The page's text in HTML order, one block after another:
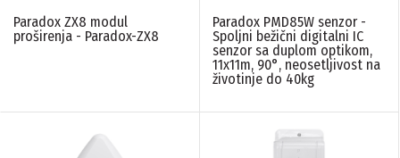
Paradox ZX8 modul
proširenja - Paradox-ZX8
Paradox PMD85W senzor -
Spoljni bežični digitalni IC
senzor sa duplom optikom,
11x11m, 90°, neosetljivost na
životinje do 40kg